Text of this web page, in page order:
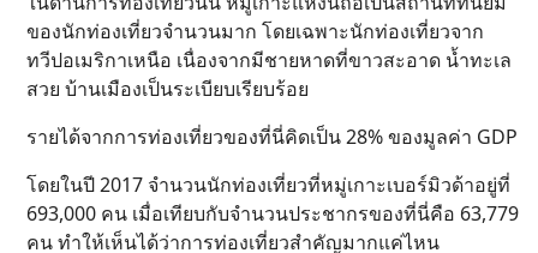
ของนักท่องเที่ยวจำนวนมาก โดยเฉพาะนักท่องเที่ยวจาก
ทวีปอเมริกาเหนือ เนื่องจากมีชายหาดที่ขาวสะอาด น้ำทะเล
สวย บ้านเมืองเป็นระเบียบเรียบร้อย
รายได้จากการท่องเที่ยวของที่นี่คิดเป็น 28% ของมูลค่า GDP
โดยในปี 2017 จำนวนนักท่องเที่ยวที่หมู่เกาะเบอร์มิวด้าอยู่ที่
693,000 คน เมื่อเทียบกับจำนวนประชากรของที่นี่คือ 63,779
คน ทำให้เห็นได้ว่าการท่องเที่ยวสำคัญมากแค่ไหน